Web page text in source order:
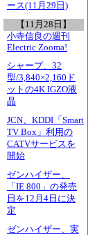
ース(11月29日)
【11月28日】
小寺信良の週刊
Electric Zooma!
シャープ、32
型/3,840×2,160ド
ットの4K IGZO液
晶
JCN、KDDI「Smart
TV Box」利用の
CATVサービスを
開始
ゼンハイザー、
「IE 800」の発売
日を12月4日に決
定
ゼンハイザー、実